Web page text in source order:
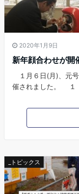
2020年1月9日
新年顔合わせが開
１月６日(月)、元
催されました。 １
_トピックス